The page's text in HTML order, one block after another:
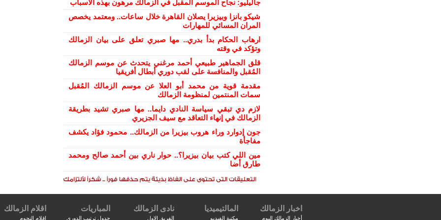
جاليليو: نجاح الموسم المقبل في الزمالك مرهون بهذه الأسباب
شيكو بانزا وبيزيرا يصلان القاهرة خلال ساعات.. ومعتمد يخصص
المران المسائي للمهارات
ارهاب الحكام بدأ بدري.. مها صبري تعلق على بيان الزمالك
وتؤكد في وقته
قلق الجماهير طبيعي أحمد مرغني يتحدث عن موسم الزمالك
المُقبل والمنافسة على لقب دوري أبطال أفريقيا
مقدمة قوية من محمد أبو العلا عن موسم الزمالك المُقبل
سمات المنتمين لمنظومة الزمالك
لازم دي تبقي سياسة النادي دايما.. مها صبري تشيد بطريقة
الزمالك في إنهاء التعاقد مع سيف الجزيري
جون إدوارد وراء هروب بيزيرا من الزمالك.. محمود فؤاد يكشف
مفاجأة
مين اللي كتب بيان بيزيرا؟.. حوار ناري بين أحمد صالح ومحمد
طارق أضا
اخبار الزمالك
أخبار الزمالك اليوم
المالتيميديا
مكتبة الفيديو
نادى الزمالك
الفريق الاول
المباريات
جدول ترتيب الدورى
اقلام الزمالك
اقلام النجوم